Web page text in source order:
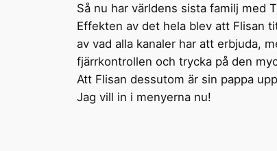
Så nu har världens sista familj med
Effekten av det hela blev att Flisan
av vad alla kanaler har att erbjuda,
fjärrkontrollen och trycka på den
Att Flisan dessutom är sin pappa
Jag vill in i menyerna nu!